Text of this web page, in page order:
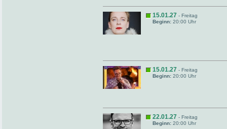
15.01.27 - Freitag
Beginn: 20:00 Uhr
15.01.27 - Freitag
Beginn: 20:00 Uhr
22.01.27 - Freitag
Beginn: 20:00 Uhr